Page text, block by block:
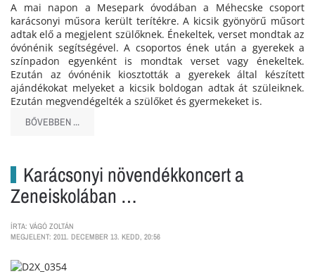
A mai napon a Mesepark óvodában a Méhecske csoport
karácsonyi műsora került terítékre. A kicsik gyönyörű műsort
adtak elő a megjelent szülőknek. Énekeltek, verset mondtak az
óvónénik segítségével. A csoportos ének után a gyerekek a
színpadon egyenként is mondtak verset vagy énekeltek.
Ezután az óvónénik kiosztották a gyerekek által készített
ajándékokat melyeket a kicsik boldogan adtak át szüleiknek.
Ezután megvendégelték a szülőket és gyermekeket is.
BŐVEBBEN ...
Karácsonyi növendékkoncert a
Zeneiskolában …
ÍRTA: VÁGÓ ZOLTÁN
MEGJELENT: 2011. DECEMBER 13. KEDD, 20:56